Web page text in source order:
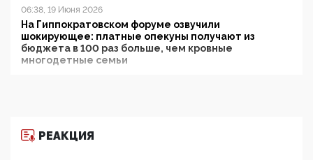
06:38, 19 Июня 2026
На Гиппократовском форуме озвучили
шокирующее: платные опекуны получают из
бюджета в 100 раз больше, чем кровные
многодетные семьи
11:53, 09 Июня 2026
РЕАКЦИЯ